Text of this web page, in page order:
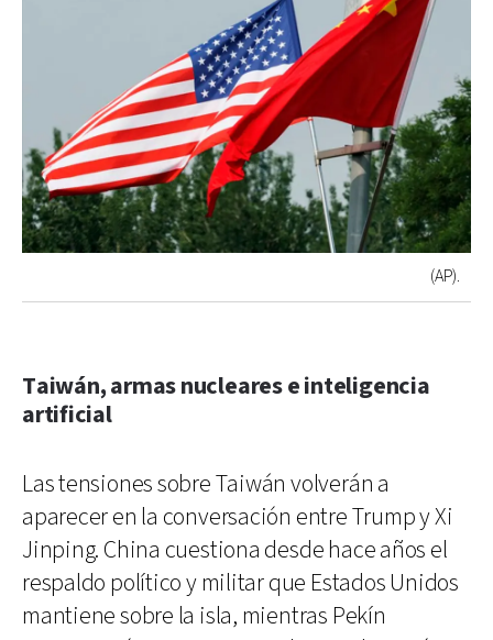
(AP).
Taiwán, armas nucleares e inteligencia
artificial
Las tensiones sobre Taiwán volverán a
aparecer en la conversación entre Trump y Xi
Jinping. China cuestiona desde hace años el
respaldo político y militar que Estados Unidos
mantiene sobre la isla, mientras Pekín